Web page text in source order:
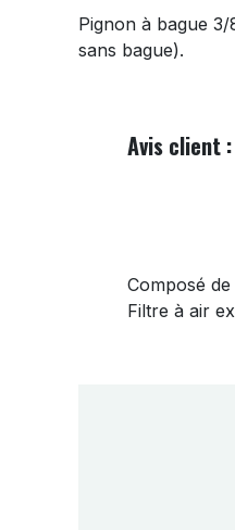
Pignon à bague
sans bague).
Avis client :
Composé
Filtre à air